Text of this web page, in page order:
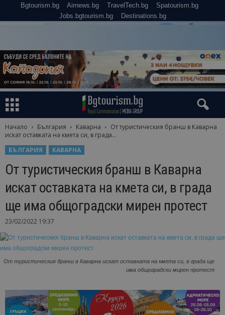
Bgtourism.bg Airnews.bg TravelTech.bg
Spatourism.bg
Jobs.bgtourism.bg
Destinations.bg
Начало България Каварна
От туристическия бранш в Каварна
искат оставката на кмета си, в града...
БЪЛГАРИЯ
КАВАРНА
От туристическия бранш в Каварна
искат оставката на кмета си, в града
ще има общоградски мирен протест
23/02/2022 19:37
От туристическия бранш в Каварна искат оставката на кмета си, в града ще
има общоградски мирен протест